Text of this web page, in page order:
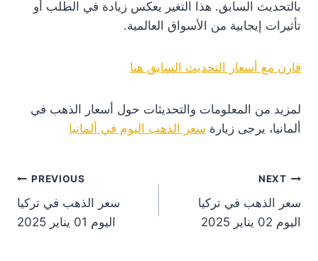
بالتحديث السابق. هذا التغير يعكس زيادة في الطلب أو
تأثيرات إيجابية من الأسواق العالمية.
قارن مع أسعار التحديث السابق هنا
لمزيد من المعلومات والتحديثات حول أسعار الذهب في
ألمانيا، يرجى زيارة سعر الذهب اليوم في ألمانيا
PREVIOUS
سعر الذهب في تركيا
اليوم 01 يناير 2025
NEXT
سعر الذهب في تركيا
اليوم 02 يناير 2025